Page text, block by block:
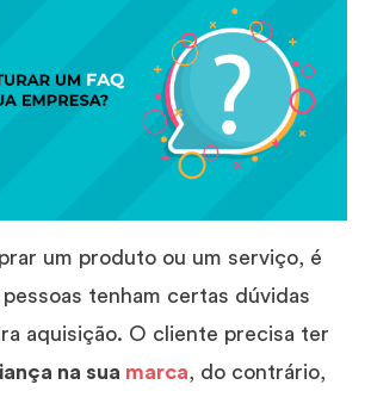
um produto ou um serviço, é
tenham certas dúvidas
aquisição. O cliente precisa ter
na sua marca, do contrário,